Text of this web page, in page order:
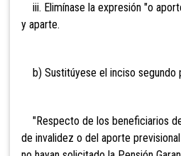
iii. Elimínase la expresión "o
y aparte.
b) Sustitúyese el inciso segundo
"Respecto de los beneficiarios
de invalidez o del aporte